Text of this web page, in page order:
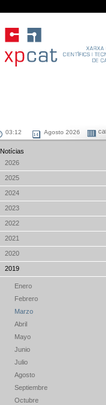
Agosto 2026
Notícias
2026
2025
2024
2023
2022
2021
2020
2019
Enero
Febrero
Marzo
Abril
Mayo
Junio
Julio
Agosto
Septiembre
Octubre